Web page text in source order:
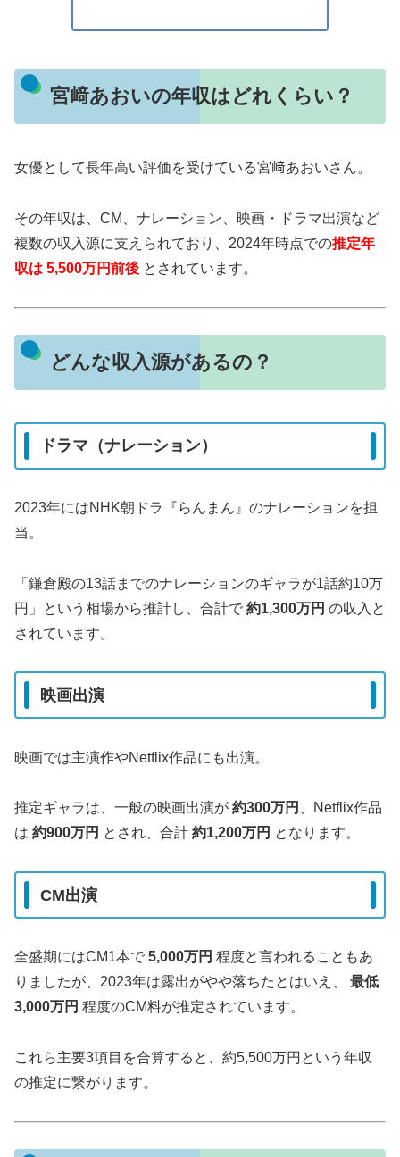
宮﨑あおいの年収はどれくらい？
女優として長年高い評価を受けている宮﨑あおいさん。
その年収は、CM、ナレーション、映画・ドラマ出演など
複数の収入源に支えられており、2024年時点での推定年
収は 5,500万円前後 とされています。
どんな収入源があるの？
ドラマ（ナレーション）
2023年にはNHK朝ドラ『らんまん』のナレーションを担
当。
「鎌倉殿の13話までのナレーションのギャラが1話約10万
円」という相場から推計し、合計で 約1,300万円 の収入と
されています。
映画出演
映画では主演作やNetflix作品にも出演。
推定ギャラは、一般の映画出演が 約300万円
、Netflix作品
は 約900万円 とされ、合計 約1,200万円 となります。
CM出演
全盛期にはCM1本で 5,000万円 程度と言われることもあ
りましたが、2023年は露出がやや落ちたとはいえ、 最低
3,000万円 程度のCM料が推定されています。
これら主要3項目を合算すると、約5,500万円という年収
の推定に繋がります。